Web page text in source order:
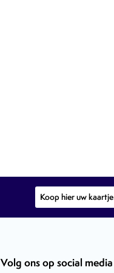
Koop hier uw kaartje
Volg ons op social media